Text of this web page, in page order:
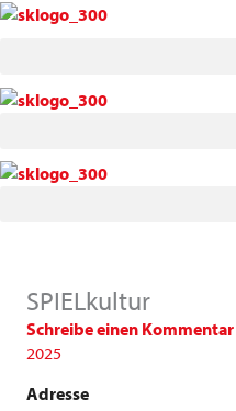
Zum
SPIELkultur
Schreibe einen Kommentar
2025
Adresse